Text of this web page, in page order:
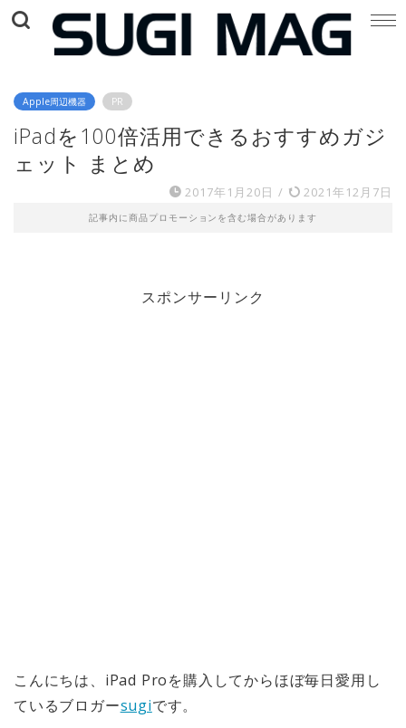
Apple周辺機器 PR
iPadを100倍活用できるおすすめガジ
ェット まとめ
2017年1月20日 / 2021年12月7日
記事内に商品プロモーションを含む場合があります
スポンサーリンク
こんにちは、iPad Proを購入してからほぼ毎日愛用し
ているブロガーsugiです。